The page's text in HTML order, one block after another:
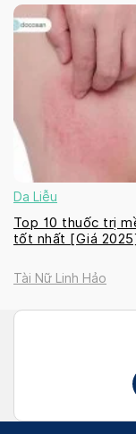
Da Liễu
Top 10 thuốc trị
tốt nhất [Giá 2025]
Tài Nữ Linh Hảo